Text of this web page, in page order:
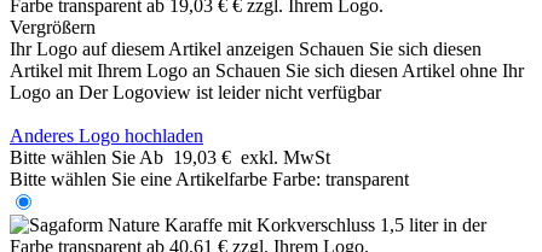
Vergrößern
Ihr Logo auf diesem Artikel anzeigen Schauen Sie sich diesen
Artikel mit Ihrem Logo an Schauen Sie sich diesen Artikel ohne Ihr
Logo an Der Logoview ist leider nicht verfügbar
Anderes Logo hochladen
Bitte wählen Sie Ab 19,03 € exkl. MwSt
Bitte wählen Sie eine Artikelfarbe Farbe: transparent